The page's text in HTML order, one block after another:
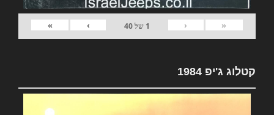
«
‹
1 של40
›
»
קטלוג ג'יפ 1984